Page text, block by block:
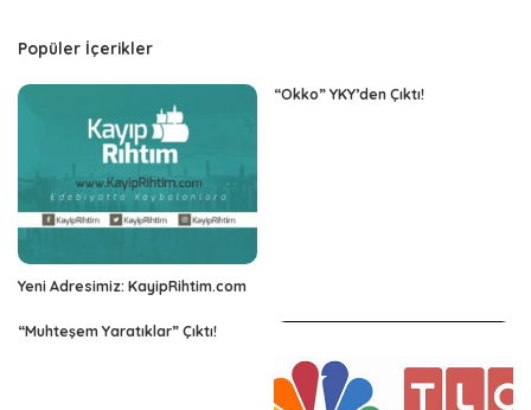
Popüler İçerikler
Yeni Adresimiz: KayipRihtim.com
“Okko” YKY’den Çıktı!
“Muhteşem Yaratıklar” Çıktı!